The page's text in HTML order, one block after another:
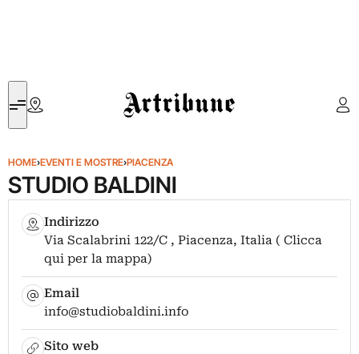
Artribune
HOME›EVENTI E MOSTRE›PIACENZA
STUDIO BALDINI
Indirizzo
Via Scalabrini 122/C , Piacenza, Italia ( Clicca
qui per la mappa)
Email
info@studiobaldini.info
Sito web